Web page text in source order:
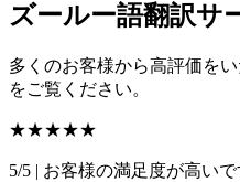
ズールー語翻訳サ
多くのお客様から高評価を
をご覧ください。
★★★★★
5/5 | お客様の満足度が高いで